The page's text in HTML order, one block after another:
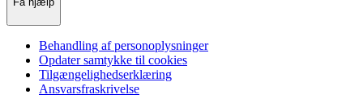
Behandling af personoplysninger
Opdater samtykke til cookies
Tilgængelighedserklæring
Ansvarsfraskrivelse